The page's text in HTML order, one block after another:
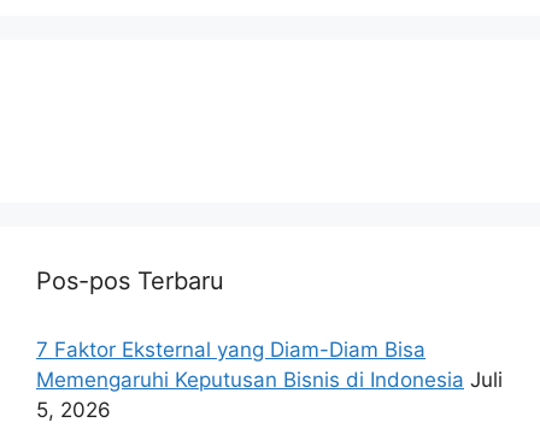
Pos-pos Terbaru
7 Faktor Eksternal yang Diam-Diam Bisa
Memengaruhi Keputusan Bisnis di Indonesia Juli
5, 2026